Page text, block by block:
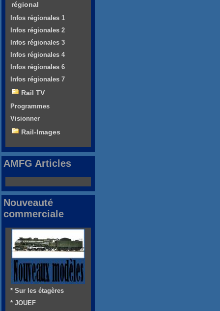
régional
Infos régionales 1
Infos régionales 2
Infos régionales 3
Infos régionales 4
Infos régionales 6
Infos régionales 7
Rail TV
Programmes
Visionner
Rail-Images
AMFG Articles
Nouveauté
commerciale
* Sur les étagères
* JOUEF